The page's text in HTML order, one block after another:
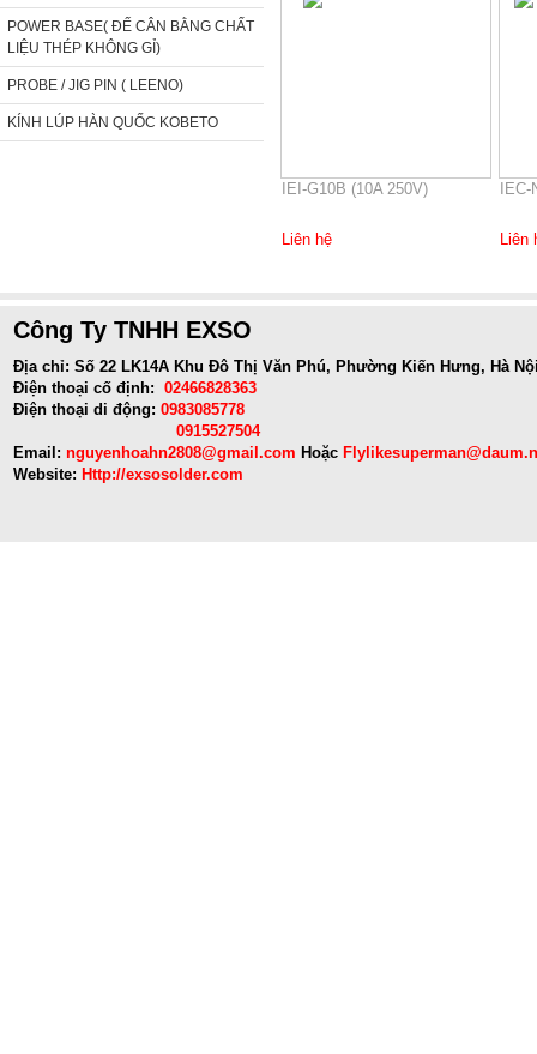
POWER BASE( ĐẾ CÂN BẰNG CHẤT
LIỆU THÉP KHÔNG GỈ)
PROBE / JIG PIN ( LEENO)
KÍNH LÚP HÀN QUỐC KOBETO
IEI-G10B (10A 250V)
Liên hệ Liên
Công Ty TNHH EXSO
Địa chỉ: Số 22 LK14A Khu Đô Thị Văn Phú, Phường Kiến Hưng, Hà
Điện thoại cố định: 02466828363
Điện thoại di động: 0983085778
0915527504
Email: nguyenhoahn2808@gmail.com Hoặc
Website: Http://exsosolder.com